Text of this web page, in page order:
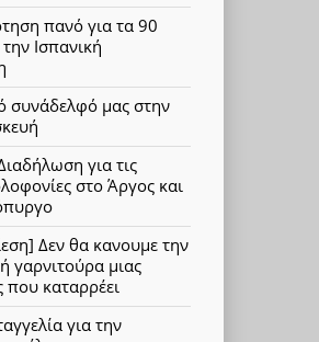
πανό για τα 90
Ισπανική
συνάδελφό μας στην
για τις
στο Άργος και
Δεν θα κανουμε την
γαρνιτούρα μιας
που καταρρέει
για την